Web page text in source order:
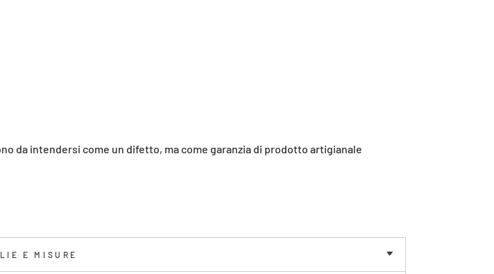
da intendersi come un difetto, ma come garanzia di prodotto artigianale
E MISURE